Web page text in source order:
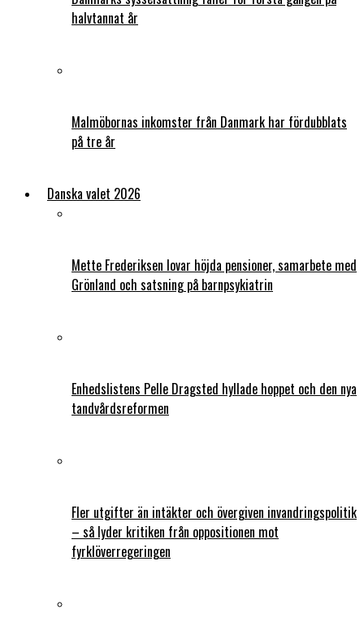
halvtannat år
Malmöbornas inkomster från Danmark har fördubblats
på tre år
Danska valet 2026
Mette Frederiksen lovar höjda pensioner, samarbete med
Grönland och satsning på barnpsykiatrin
Enhedslistens Pelle Dragsted hyllade hoppet och den nya
tandvårdsreformen
Fler utgifter än intäkter och övergiven invandringspolitik
– så lyder kritiken från oppositionen mot
fyrklöverregeringen